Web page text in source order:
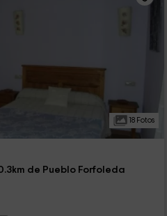
18 Fotos
de Pueblo Forfoleda